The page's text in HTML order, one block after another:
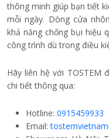
thông minh giúp bạn tiết
mỗi ngày. Dòng cửa
khả năng chống bụi hiệu
công trình dù trong điều
Hãy liên hệ với TOSTEM
chi tiết thông qua:
Hotline: 0915459933
Email: